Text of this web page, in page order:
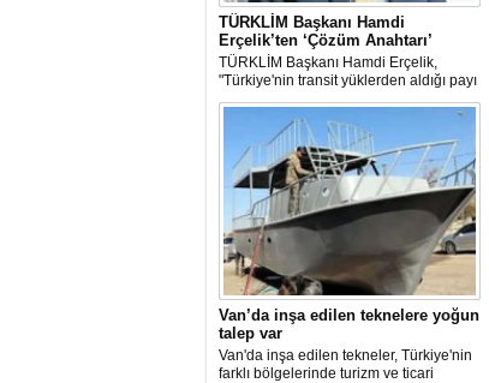
TÜRKLİM Başkanı Hamdi
Erçelik’ten ‘Çözüm Anahtarı’
TÜRKLİM Başkanı Hamdi Erçelik,
"Türkiye'nin transit yüklerden aldığı payı
artırmak için kamu-özel sektör
eşgüdümünü güçlendirmeli; liman,
demiryolu, kara yolu ve dijital altyapı
yatırımlarını bütüncül bir anlayışla
hayata geçirmeliyiz" dedi.
Van’da inşa edilen teknelere yoğun
talep var
Van'da inşa edilen tekneler, Türkiye'nin
farklı bölgelerinde turizm ve ticari